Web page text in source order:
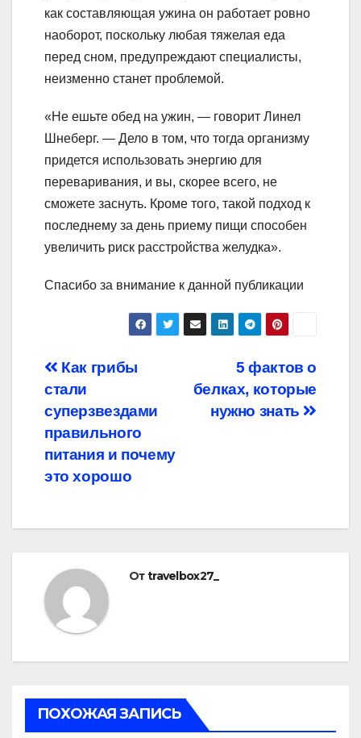
как составляющая ужина он работает ровно
наоборот, поскольку любая тяжелая еда
перед сном, предупреждают специалисты,
неизменно станет проблемой.
«Не ешьте обед на ужин, — говорит Линел
Шнеберг. — Дело в том, что тогда организму
придется использовать энергию для
переваривания, и вы, скорее всего, не
сможете заснуть. Кроме того, такой подход к
последнему за день приему пищи способен
увеличить риск расстройства желудка».
Спасибо за внимание к данной публикации
Навигация
по
записям
5 фактов о
белках, которые
нужно знать
Как грибы
стали
суперзвездами
правильного
питания и почему
это хорошо
Отtravelbox27_
ПОХОЖАЯ ЗАПИСЬ